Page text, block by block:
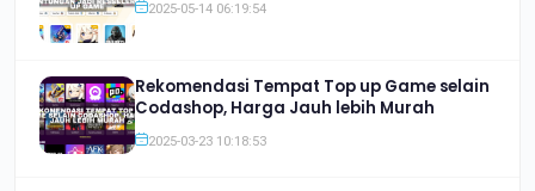
2025-05-14 06:19:54
Rekomendasi Tempat Top up Game selain
Codashop, Harga Jauh lebih Murah
2025-03-23 10:18:53